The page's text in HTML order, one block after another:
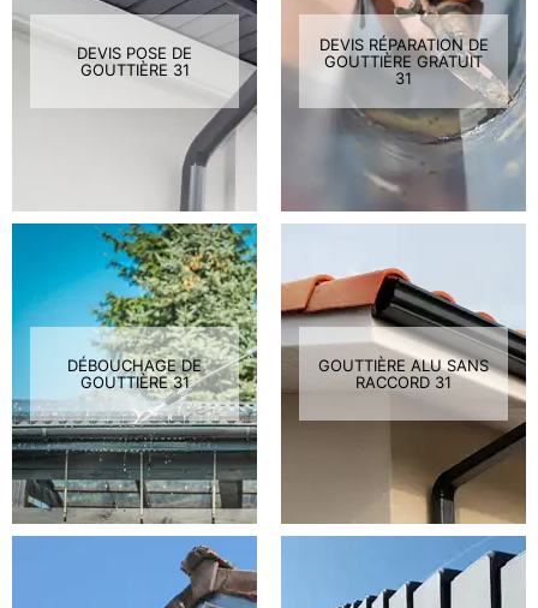
DEVIS POSE DE
GOUTTIÈRE 31
DEVIS RÉPARATION DE
GOUTTIÈRE GRATUIT
31
DÉBOUCHAGE DE
GOUTTIÈRE 31
GOUTTIÈRE ALU SANS
RACCORD 31